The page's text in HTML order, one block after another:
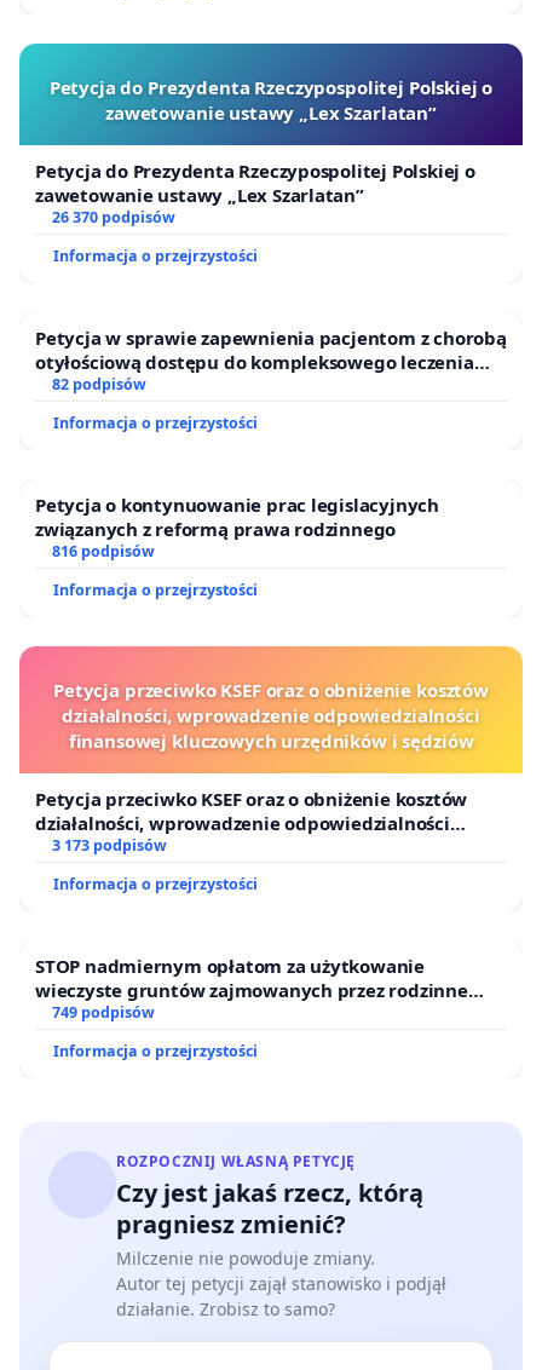
Petycja do Prezydenta Rzeczypospolitej Polskiej o
zawetowanie ustawy „Lex Szarlatan”
Petycja do Prezydenta Rzeczypospolitej Polskiej o
zawetowanie ustawy „Lex Szarlatan”
26 370 podpisów
Informacja o przejrzystości
Petycja w sprawie zapewnienia pacjentom z chorobą
otyłościową dostępu do kompleksowego leczenia
oraz programów profilaktycznych.
82 podpisów
Informacja o przejrzystości
Petycja o kontynuowanie prac legislacyjnych
związanych z reformą prawa rodzinnego
816 podpisów
Informacja o przejrzystości
Petycja przeciwko KSEF oraz o obniżenie kosztów
działalności, wprowadzenie odpowiedzialności
finansowej kluczowych urzędników i sędziów
Petycja przeciwko KSEF oraz o obniżenie kosztów
działalności, wprowadzenie odpowiedzialności
finansowej kluczowych urzędników i sędziów
3 173 podpisów
Informacja o przejrzystości
STOP nadmiernym opłatom za użytkowanie
wieczyste gruntów zajmowanych przez rodzinne
ogrody działkowe.
749 podpisów
Informacja o przejrzystości
ROZPOCZNIJ WŁASNĄ PETYCJĘ
Czy jest jakaś rzecz, którą
pragniesz zmienić?
Milczenie nie powoduje zmiany.
Autor tej petycji zajął stanowisko i podjął
działanie. Zrobisz to samo?